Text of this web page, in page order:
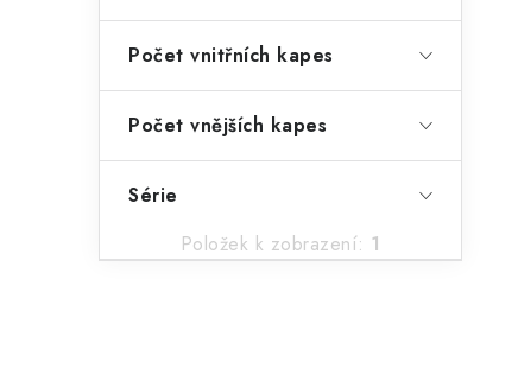
Počet vnitřních kapes
Počet vnějších kapes
Série
Položek k zobrazení: 1